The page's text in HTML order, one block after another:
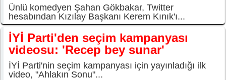
Ünlü komedyen Şahan Gökbakar, Twitter
hesabından Kızılay Başkanı Kerem Kınık'ı...
İYİ Parti'den seçim kampanyası
videosu: 'Recep bey sunar'
İYİ Parti'nin seçim kampanyası için yayınladığı ilk
video, "Ahlakın Sonu"...